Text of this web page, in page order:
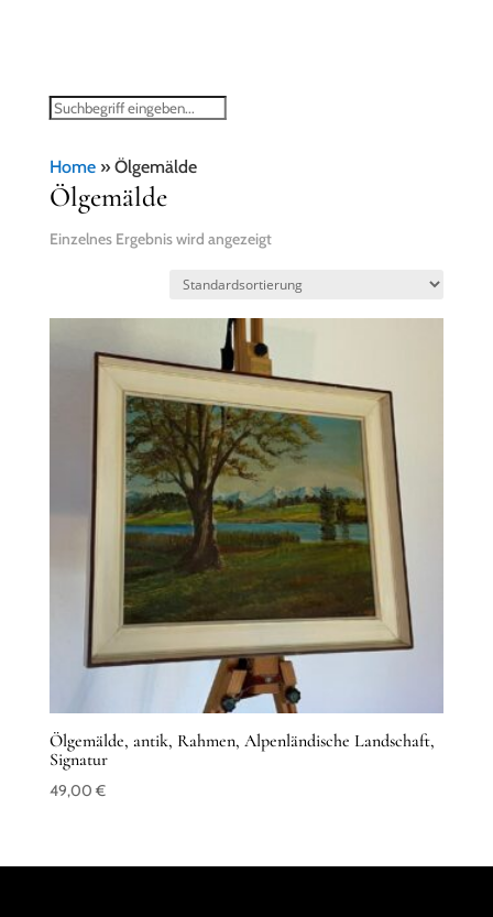
Home» Ölgemälde
Ölgemälde
Einzelnes Ergebnis wird angezeigt
Ölgemälde, antik, Rahmen, Alpenländische Landschaft,
Signatur
49,00 €